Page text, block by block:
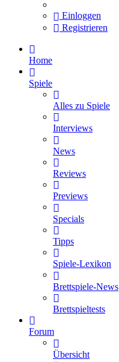
Einloggen
Registrieren
Home
Spiele
Alles zu Spiele
Interviews
News
Reviews
Previews
Specials
Tipps
Spiele-Lexikon
Brettspiele-News
Brettspieltests
Forum
Übersicht